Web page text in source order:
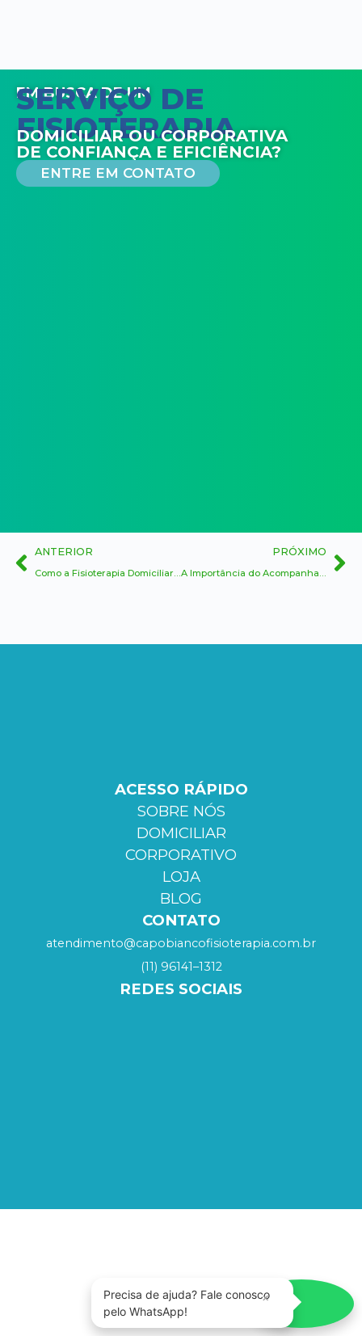
EM BUSCA DE UM
SERVIÇO DE
FISIOTERAPIA
DOMICILIAR OU CORPORATIVA
DE CONFIANÇA E EFICIÊNCIA?
ENTRE EM CONTATO
ANTERIOR
Como a Fisioterapia Domiciliar Facilita a Vida de Idosos e seus Familiares
PRÓXIMO
A Importância do Acompanhamento Regular com Fisioterapeutas Domiciliares
ACESSO RÁPIDO
SOBRE NÓS
DOMICILIAR
CORPORATIVO
LOJA
BLOG
CONTATO
atendimento@capobiancofisioterapia.com.br
(11) 96141–1312
REDES SOCIAIS
Precisa de ajuda? Fale conosco
pelo WhatsApp!
×